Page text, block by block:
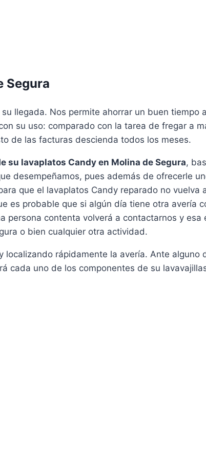
Segura
llegada. Nos permite ahorrar un buen tiempo
su uso: comparado con la tarea de fregar a
de las facturas descienda todos los meses.
su lavaplatos Candy en Molina de Segura,
desempeñamos, pues además de ofrecerle
que el lavaplatos Candy reparado no vuelva
es probable que si algún día tiene otra avería
persona contenta volverá a contactarnos y
o bien cualquier otra actividad.
rápidamente la avería. Ante alguno
cada uno de los componentes de su